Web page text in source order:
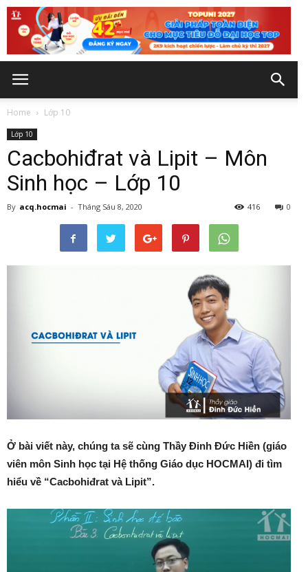
Home Lớp 10
Lớp 10
Cacbohiđrat và Lipit – Môn
Sinh học – Lớp 10
By acq.hocmai - Tháng Sáu 8, 2020 0
416
Ở bài viết này, chúng ta sẽ cùng Thầy Đinh Đức Hiền (giáo
viên môn Sinh học tại Hệ thống Giáo dục HOCMAI) đi tìm
hiểu về “Cacbohiđrat và Lipit”.